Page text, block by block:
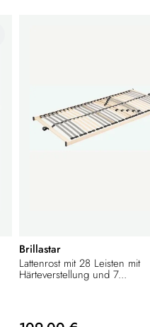
Brillastar
Lattenrost mit 28 Leisten mit
Härteverstellung und 7...